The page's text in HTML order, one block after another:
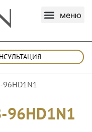
96HD1N1
96HD1N1